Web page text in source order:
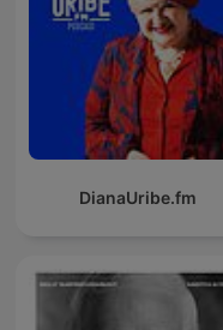
DianaUribe.fm